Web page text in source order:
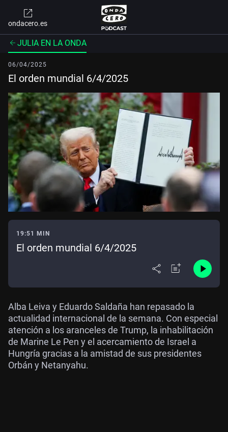
ondacero.es
JULIA EN LA ONDA
06/04/2025
El orden mundial 6/4/2025
19:51 MIN
El orden mundial 6/4/2025
Alba Leiva y Eduardo Saldaña han repasado la
actualidad internacional de la semana. Con especial
atención a los aranceles de Trump, la inhabilitación
de Marine Le Pen y el acercamiento de Israel a
Hungría gracias a la amistad de sus presidentes
Orbán y Netanyahu.